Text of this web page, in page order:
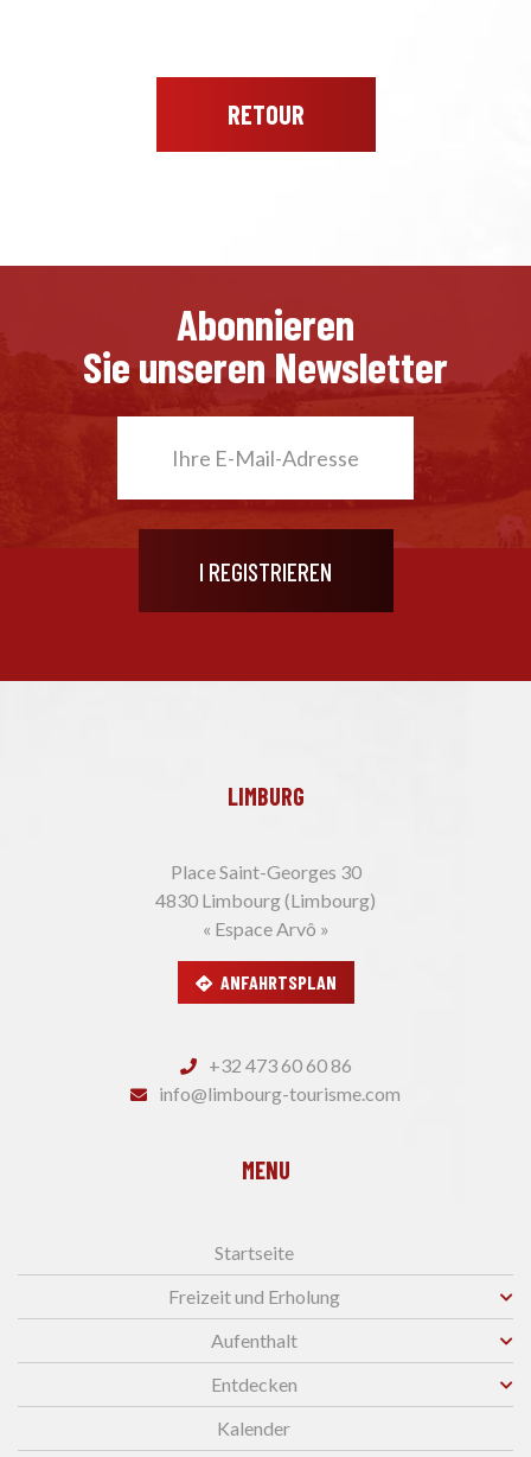
RETOUR
Abonnieren
Sie unseren Newsletter
LIMBURG
Place Saint-Georges 30
4830 Limbourg (Limbourg)
« Espace Arvô »
ANFAHRTSPLAN
+32 473 60 60 86
info@limbourg-tourisme.com
MENU
Startseite
Freizeit und Erholung
Aufenthalt
Entdecken
Kalender